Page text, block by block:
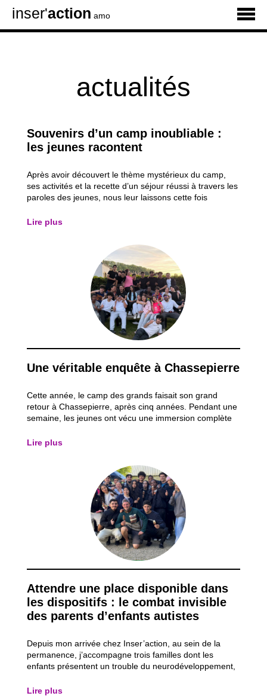
inser'action amo
actualités
Souvenirs d’un camp inoubliable :
les jeunes racontent
Après avoir découvert le thème mystérieux du camp,
ses activités et la recette d’un séjour réussi à travers les
paroles des jeunes, nous leur laissons cette fois
participants, découvrez les moments qui les ont le plus
Lire plus
Une véritable enquête à Chassepierre
Cette année, le camp des grands faisait son grand
retour à Chassepierre, après cinq années. Pendant une
semaine, les jeunes ont vécu une immersion complète
du séjour tournait autour d’un meurtre non élucidé
Lire plus
Attendre une place disponible dans
les dispositifs : le combat invisible
des parents d’enfants autistes
Depuis mon arrivée chez Inser’action, au sein de la
permanence, j’accompagne trois familles dont les
enfants présentent un trouble du neurodéveloppement,
(TSA). Ces accompagnements me permettent
Lire plus